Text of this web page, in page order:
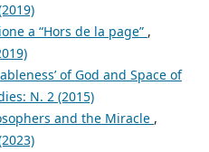
a “Hors de la page” ,
of God and Space of
N. 2 (2015)
and the Miracle ,